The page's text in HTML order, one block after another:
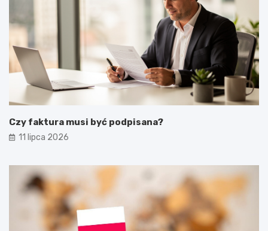
Czy faktura musi być podpisana?
11 lipca 2026